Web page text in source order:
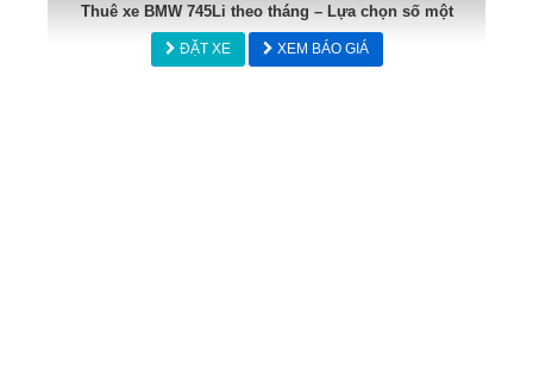
Thuê xe BMW 745Li theo tháng – Lựa chọn số một
ĐẶT XE XEM BÁO GIÁ